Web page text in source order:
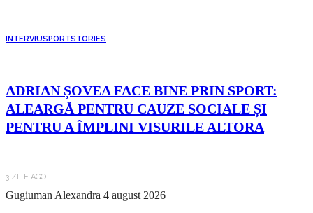
INTERVIUSPORTSTORIES
ADRIAN ȘOVEA FACE BINE PRIN SPORT:
ALEARGĂ PENTRU CAUZE SOCIALE ȘI
PENTRU A ÎMPLINI VISURILE ALTORA
3 ZILE AGO
Gugiuman Alexandra 4 august 2026